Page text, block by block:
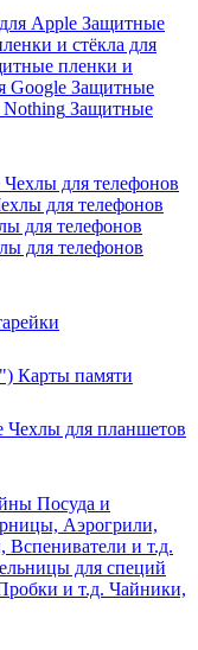
Apple Защитные
и стёкла для
пленки и
Google Защитные
Nothing Защитные
Чехлы для телефонов
для телефонов
для телефонов
для телефонов
Карты памяти
Чехлы для планшетов
Посуда и
Аэрогрили,
и т.д.
для специй
и т.д. Чайники,